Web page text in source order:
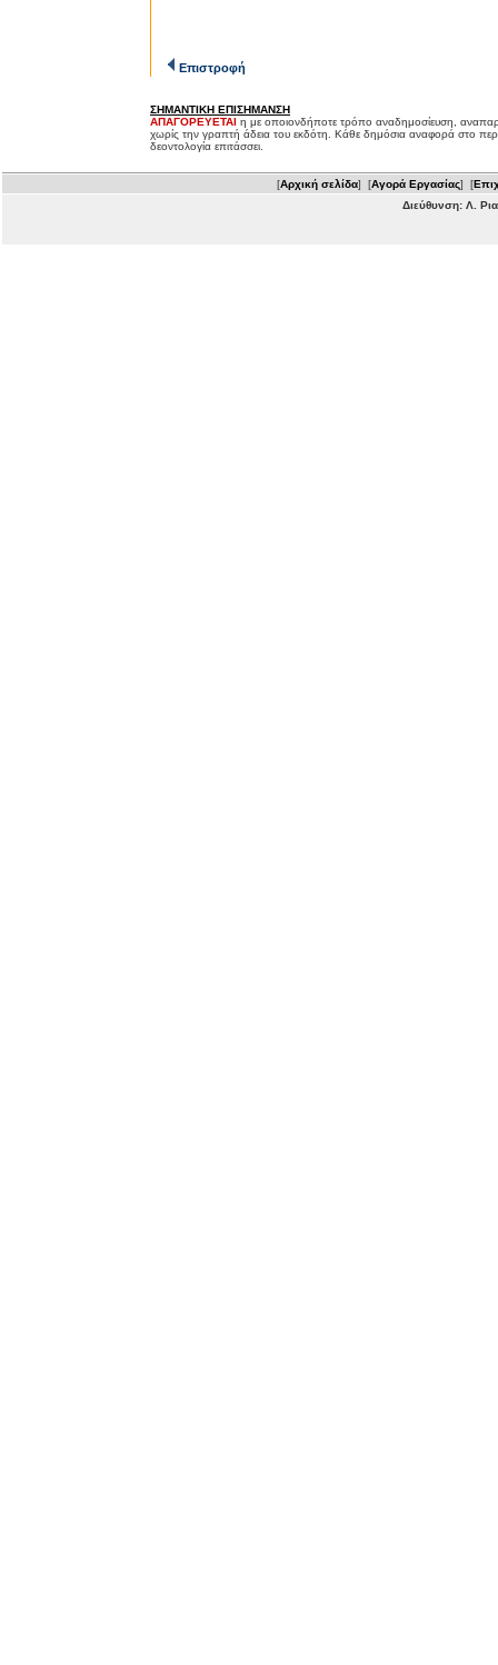
Επιστροφή
ΣΗΜΑΝΤΙΚΗ ΕΠΙΣΗΜΑΝΣΗ
ΑΠΑΓΟΡΕΥΕΤΑΙ η με οποιονδήποτε τρόπο αναδημοσίευση,
χωρίς την γραπτή άδεια του εκδότη. Κάθε δημόσια αναφορά στο
δεοντολογία επιτάσσει.
[Αρχική σελίδα] [Αγορά Εργασίας] [
Διεύθυνση: Λ.